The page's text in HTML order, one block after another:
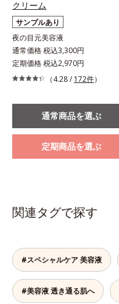
クリーム
サンプルあり
夜の目元美容液
通常価格 税込3,300円
定期価格 税込2,970円
（4.28 / 172件）
通常商品を選ぶ
定期商品を選ぶ
関連タグで探す
#スペシャルケア 美容液
#美容液 透き通る肌へ